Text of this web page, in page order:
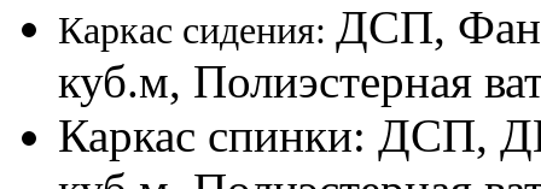
Каркас сидения: ДСП,
куб.м, Полиэстерная
Каркас спинки: ДСП,